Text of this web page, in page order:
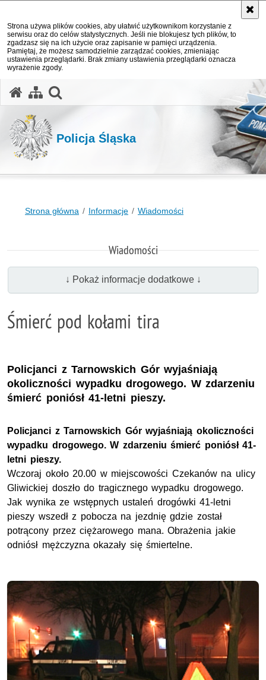
Strona używa plików cookies, aby ułatwić użytkownikom korzystanie z
serwisu oraz do celów statystycznych. Jeśli nie blokujesz tych plików, to
zgadzasz się na ich użycie oraz zapisanie w pamięci urządzenia.
Pamiętaj, że możesz samodzielnie zarządzać cookies, zmieniając
ustawienia przeglądarki. Brak zmiany ustawienia przeglądarki oznacza
wyrażenie zgody.
Policja Śląska
Strona główna Informacje Wiadomości
Wiadomości
↓ Pokaż informacje dodatkowe ↓
Śmierć pod kołami tira
Policjanci z Tarnowskich Gór wyjaśniają
okoliczności wypadku drogowego. W zdarzeniu
śmierć poniósł 41-letni pieszy.
Policjanci z Tarnowskich Gór wyjaśniają okoliczności
wypadku drogowego. W zdarzeniu śmierć poniósł 41-
letni pieszy.
Wczoraj około 20.00 w miejscowości Czekanów na ulicy
Gliwickiej doszło do tragicznego wypadku drogowego.
Jak wynika ze wstępnych ustaleń drogówki 41-letni
pieszy wszedł z pobocza na jezdnię gdzie został
potrącony przez ciężarowego mana. Obrażenia jakie
odniósł mężczyzna okazały się śmiertelne.